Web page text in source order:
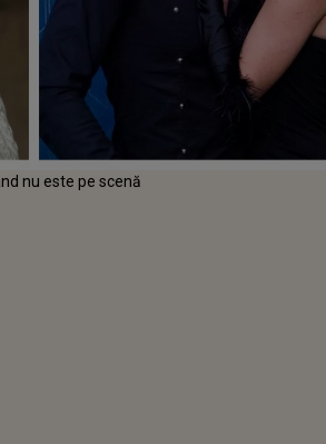
nu este pe scenă